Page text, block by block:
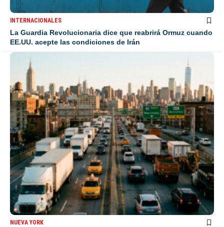
INTERNACIONALES
La Guardia Revolucionaria dice que reabrirá Ormuz cuando
EE.UU. acepte las condiciones de Irán
NUEVA YORK